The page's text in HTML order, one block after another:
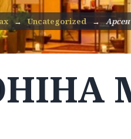
→ Uncategorized →